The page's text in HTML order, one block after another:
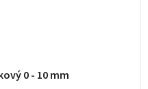
0 - 10 mm